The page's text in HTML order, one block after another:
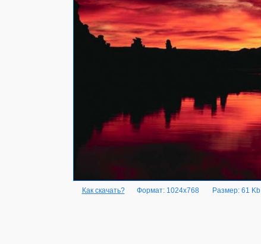
Как скачать? Формат: 1024x768 Размер: 61 Kb